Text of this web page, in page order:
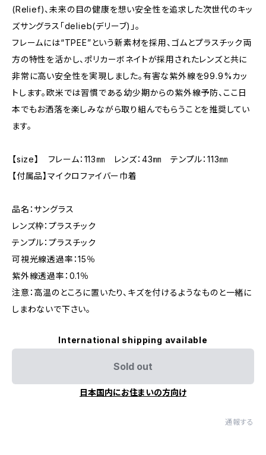
(Relief)、未来の目の健康を想い安全性を追求した次世代のキッ
ズサングラス「delieb(デリーブ)」。
フレームには“TPEE”という新素材を採用、ゴムとプラスチック両
方の特性を活かし、ポリカーボネイトが採用されたレンズと共に
非常に高い安全性を実現しました。有害な紫外線を99.9%カッ
トします。欧米では習慣である幼少期からの紫外線予防、ここ日
本でもお洒落を楽しみながら取り組んでもらうことを推奨してい
ます。
【size】 フレーム：113㎜ レンズ：43㎜ テンプル：113㎜
【付属品】マイクロファイバー巾着
品名：サングラス
レンズ枠：プラスチック
テンプル：プラスチック
可視光線透過率：15％
紫外線透過率：0.1％
注意：高温のところに置いたり、キズを付けるようなものと一緒に
しまわないで下さい。
International shipping available
Sold out
日本国内にお住まいの方向け
通報する